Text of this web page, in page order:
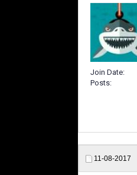
Join Date
Posts
11-08-2017